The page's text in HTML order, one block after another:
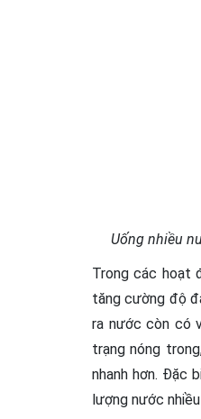
Uống nhiều
Trong các hoạt
tăng cường độ
ra nước còn có
trạng nóng
nhanh hơn. Đặc
lượng nước nhiều